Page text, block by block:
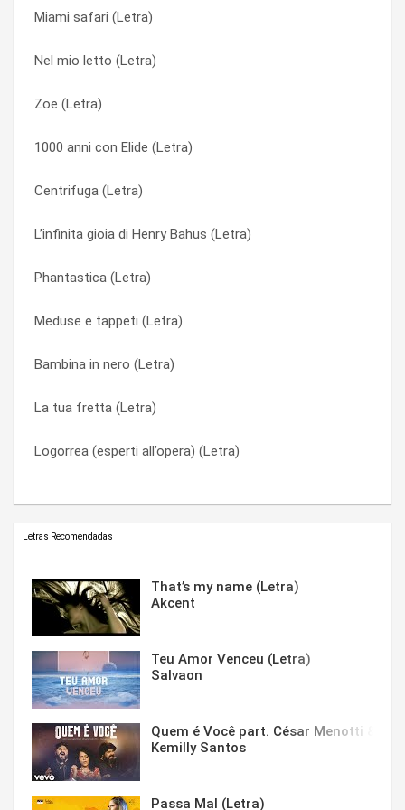
Miami safari (Letra)
Nel mio letto (Letra)
Zoe (Letra)
1000 anni con Elide (Letra)
Centrifuga (Letra)
L’infinita gioia di Henry Bahus (Letra)
Phantastica (Letra)
Meduse e tappeti (Letra)
Bambina in nero (Letra)
La tua fretta (Letra)
Logorrea (esperti all’opera) (Letra)
Viba (Letra)
Il suicidio del samurai (Letra)
Ultranoia (Letra)
La tua fretta (Letra)
Zoe (Letra)
Nova (Letra)
Bambina in nero (Letra)
Cara prudenza (Letra)
Eyeliner (Letra)
Onan (Letra)
Miami safari (Letra)
Tv Eye (Letra)
Ultranoia (Letra)
Ultranoia (Letra)
Un blu sincere (Letra)
Valvonauta (Letra)
Valvonauta (Letra)
Vera (Letra)
Viba (Letra)
Viba (Letra)
Zoe (Letra)
Zoe (Letra)
Letras Recomendadas
That’s my name (Letra)
Akcent
Teu Amor Venceu (Letra)
Salvaon
Quem é Você part. César Menotti &
Kemilly Santos
Passa Mal (Letra)